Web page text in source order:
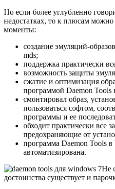
Но если более углубленно
недостатках, то к плюсам
моменты:
создание эмуляций-
mds;
поддержка практически
возможность защиты
сжатие и оптимизация
программой Daemon Tools
смонтировал образ,
пользоваться софтом,
программы и ее
обходит практически все
предохраняющие от
программа Daemon Tools
автоматизирована.
Не
достоинства существует и